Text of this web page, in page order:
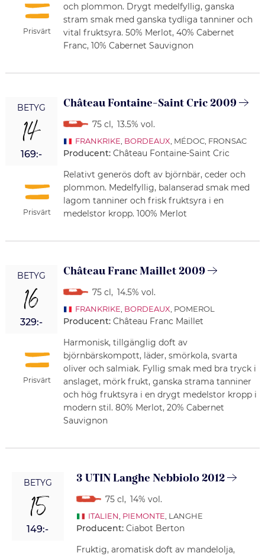
Prisvärt
och plommon. Drygt medelfyllig, ganska
stram smak med ganska tydliga tanniner och
vital fruktsyra. 50% Merlot, 40% Cabernet
Franc, 10% Cabernet Sauvignon
BETYG
14
169:-
Prisvärt
Château Fontaine-Saint Cric 2009
75 cl, 13.5% vol.
FRANKRIKE BORDEAUX , MÉDOC, FRONSAC
Producent: Château Fontaine-Saint Cric
Relativt generös doft av björnbär, ceder och
plommon. Medelfyllig, balanserad smak med
lagom tanniner och frisk fruktsyra i en
medelstor kropp. 100% Merlot
BETYG
16
329:-
Prisvärt
Château Franc Maillet 2009
75 cl, 14.5% vol.
FRANKRIKE BORDEAUX , POMEROL
Producent: Château Franc Maillet
Harmonisk, tillgänglig doft av
björnbärskompott, läder, smörkola, svarta
oliver och salmiak. Fyllig smak med bra tryck i
anslaget, mörk frukt, ganska strama tanniner
och hög fruktsyra i en drygt medelstor kropp i
modern stil. 80% Merlot, 20% Cabernet
Sauvignon
BETYG
15
149:-
3 UTIN Langhe Nebbiolo 2012
75 cl, 14% vol.
ITALIEN PIEMONTE , LANGHE
Producent: Ciabot Berton
Fruktig, aromatisk doft av mandelolja,